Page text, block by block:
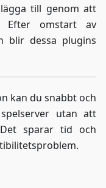
till genom att
Efter omstart av
blir dessa plugins
kan du snabbt och
utan att
sparar tid och